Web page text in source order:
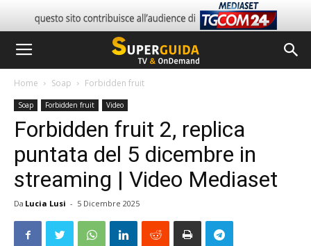
Home Soap Forbidden fruit
Soap Forbidden fruit Video
Forbidden fruit 2, replica
puntata del 5 dicembre in
streaming | Video Mediaset
Da Lucia Lusi - 5 Dicembre 2025